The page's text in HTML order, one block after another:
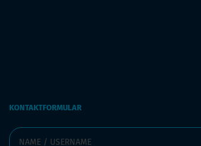
KONTAKTFORMULAR